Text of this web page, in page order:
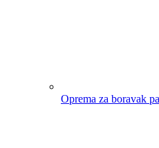
Oprema za boravak